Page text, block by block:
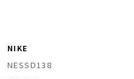
NIKE
NESSD138